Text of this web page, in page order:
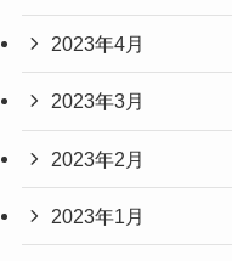
2023年4月
2023年3月
2023年2月
2023年1月